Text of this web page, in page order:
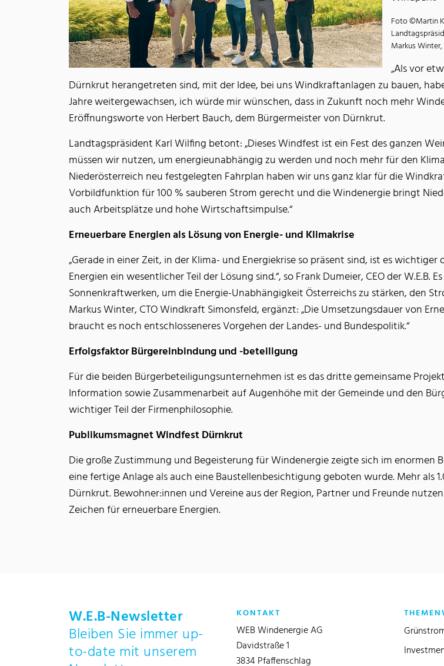
Foto ©Martin
Markus
„Als vor
Dürnkrut herangetreten sind, mit der Idee, bei uns Windkraftanlagen zu bauen,
Jahre weitergewachsen, ich würde mir wünschen, dass in Zukunft noch mehr
Eröffnungsworte von Herbert Bauch, dem Bürgermeister von Dürnkrut.
Landtagspräsident Karl Wilfing betont: „Dieses Windfest ist ein Fest des ganzen
müssen wir nutzen, um energieunabhängig zu werden und noch mehr für den
Niederösterreich neu festgelegten Fahrplan haben wir uns ganz klar für die
Vorbildfunktion für 100 % sauberen Strom gerecht und die Windenergie bringt
auch Arbeitsplätze und hohe Wirtschaftsimpulse.“
Erneuerbare Energien als Lösung von Energie- und Klimakrise
„Gerade in einer Zeit, in der Klima- und Energiekrise so präsent sind, ist es
Energien ein wesentlicher Teil der Lösung sind.“, so Frank Dumeier, CEO der
Sonnenkraftwerken, um die Energie-Unabhängigkeit Österreichs zu stärken, den
Markus Winter, CTO Windkraft Simonsfeld, ergänzt: „Die Umsetzungsdauer von
braucht es noch entschlosseneres Vorgehen der Landes- und Bundespolitik.“
Erfolgsfaktor Bürgereinbindung und -beteiligung
Für die beiden Bürgerbeteiligungsunternehmen ist es das dritte gemeinsame
Information sowie Zusammenarbeit auf Augenhöhe mit der Gemeinde und den
wichtiger Teil der Firmenphilosophie.
Publikumsmagnet Windfest Dürnkrut
Die große Zustimmung und Begeisterung für Windenergie zeigte sich im enormen
eine fertige Anlage als auch eine Baustellenbesichtigung geboten wurde. Mehr als
Dürnkrut. Bewohner:innen und Vereine aus der Region, Partner und Freunde
Zeichen für erneuerbare Energien.
W.E.B-Newsletter
Bleiben Sie immer up-
to-date mit unserem
KONTAKT
WEB Windenergie AG
Davidstraße 1
3834 Pfaffenschlag